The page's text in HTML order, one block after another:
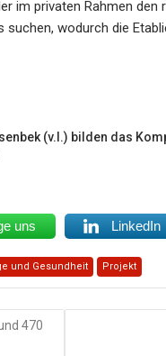
im privaten Rahmen
wodurch die
(v.l.) bilden das
uns LinkedIn
und Gesundheit Projekt
470